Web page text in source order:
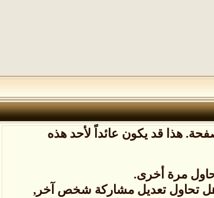
هذا قد يكون عائداً لأحد هذه
مرة أخرى.
هل تحاول تعديل مشاركة شخص آخر,